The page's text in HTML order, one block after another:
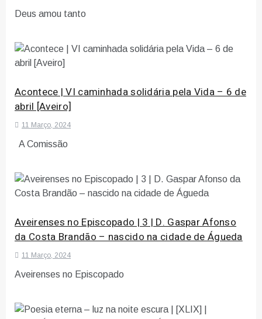
Deus amou tanto
Acontece | VI caminhada solidária pela Vida – 6 de
abril [Aveiro]
11 Março, 2024
A Comissão
Aveirenses no Episcopado | 3 | D. Gaspar Afonso
da Costa Brandão – nascido na cidade de Águeda
11 Março, 2024
Aveirenses no Episcopado